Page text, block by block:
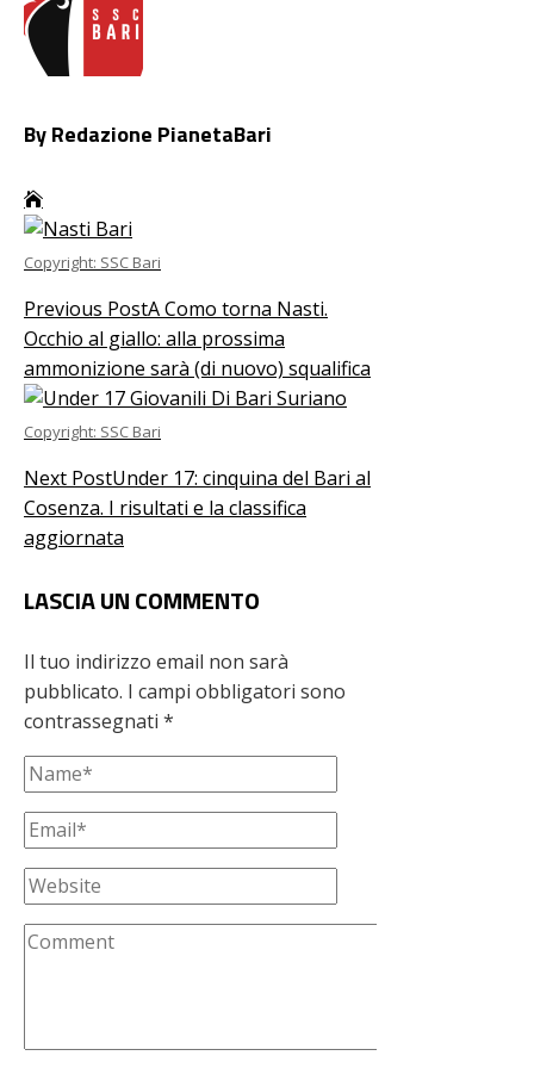
By Redazione PianetaBari
Copyright: SSC Bari
Previous PostA Como torna Nasti.
Occhio al giallo: alla prossima
ammonizione sarà (di nuovo) squalifica
Copyright: SSC Bari
Next PostUnder 17: cinquina del Bari al
Cosenza. I risultati e la classifica
aggiornata
LASCIA UN COMMENTO
Il tuo indirizzo email non sarà
pubblicato. I campi obbligatori sono
contrassegnati *